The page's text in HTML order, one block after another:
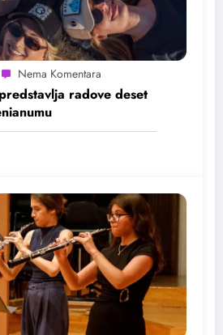
radove deset